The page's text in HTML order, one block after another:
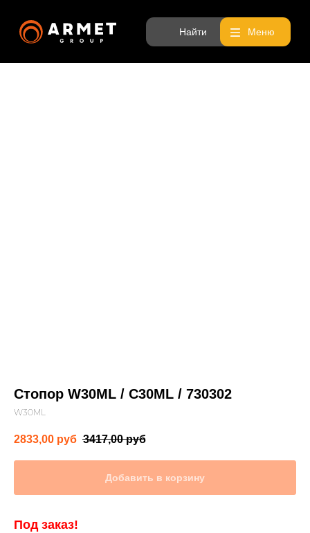
Найти
Стопор W30ML / C30ML / 730302
W30ML
2833,00 руб 3417,00 руб
Добавить в корзину
Под заказ!